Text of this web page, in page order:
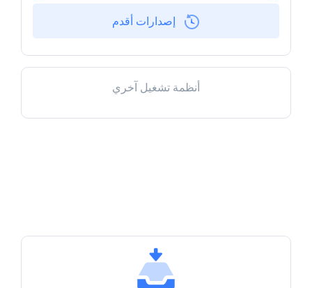
إصدارات أقدم
أنظمة تشغيل آخري